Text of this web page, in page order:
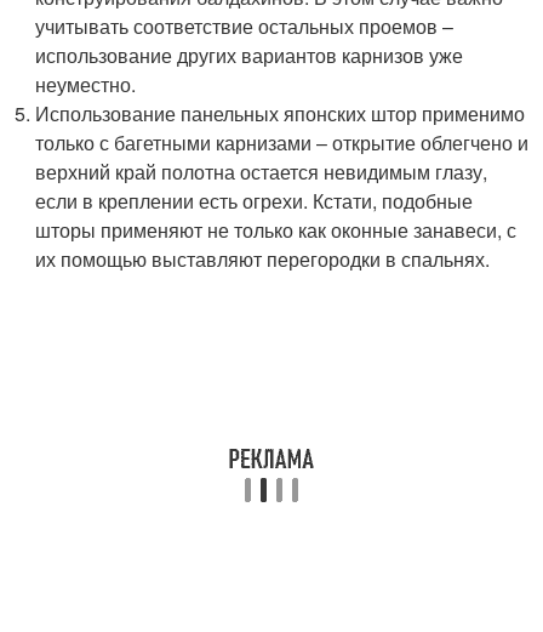
учитывать соответствие остальных проемов –
использование других вариантов карнизов уже
неуместно.
Использование панельных японских штор применимо
только с багетными карнизами – открытие облегчено и
верхний край полотна остается невидимым глазу,
если в креплении есть огрехи. Кстати, подобные
шторы применяют не только как оконные занавеси, с
их помощью выставляют перегородки в спальнях.